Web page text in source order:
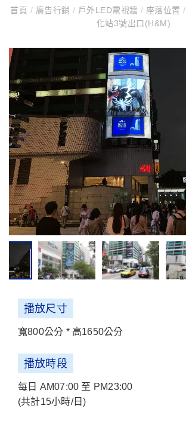
首頁 / 廣告行銷 / 戶外LED電視牆 / 座落位置/
化站3號出口(H&M)
播放尺寸
寬800公分 * 高1650公分
播放時段
每日 AM07:00 至 PM23:00
(共計15小時/日)